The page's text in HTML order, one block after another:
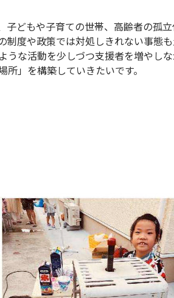
どもや子育ての世帯、高齢者の孤
度や政策では対処しきれない事態
な活動を少しづつ支援者を増やしな
」を構築していきたいです。